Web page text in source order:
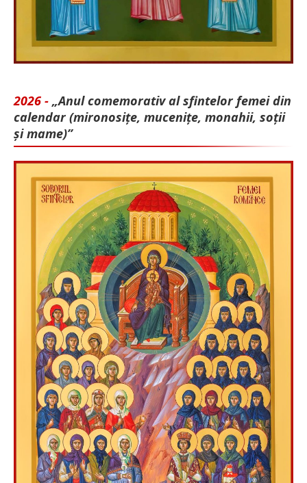
2026 - „Anul comemorativ al sfintelor femei din
calendar (mironosițe, mu­cenițe, monahii, soții
și mame)”